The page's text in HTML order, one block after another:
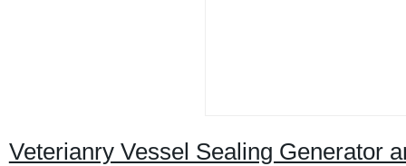
Veterianry Vessel Sealing Generator